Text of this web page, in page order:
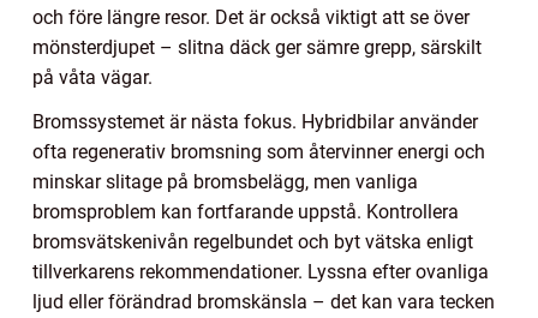
och före längre resor. Det är också viktigt att se över
mönsterdjupet – slitna däck ger sämre grepp, särskilt
på våta vägar.
Bromssystemet är nästa fokus. Hybridbilar använder
ofta regenerativ bromsning som återvinner energi och
minskar slitage på bromsbelägg, men vanliga
bromsproblem kan fortfarande uppstå. Kontrollera
bromsvätskenivån regelbundet och byt vätska enligt
tillverkarens rekommendationer. Lyssna efter ovanliga
ljud eller förändrad bromskänsla – det kan vara tecken